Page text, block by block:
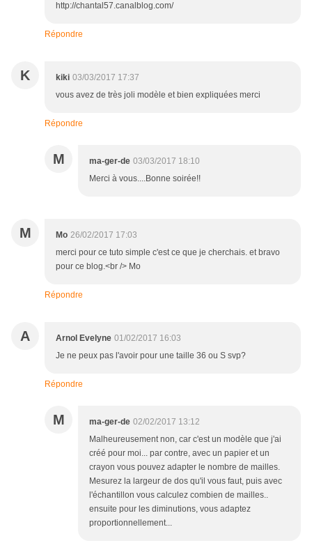
http://chantal57.canalblog.com/
Répondre
K kiki 03/03/2017 17:37
vous avez de très joli modèle et bien expliquées merci
Répondre
M ma-ger-de 03/03/2017 18:10
Merci à vous....Bonne soirée!!
M Mo 26/02/2017 17:03
merci pour ce tuto simple c'est ce que je cherchais. et bravo
pour ce blog.<br /> Mo
Répondre
A Arnol Evelyne 01/02/2017 16:03
Je ne peux pas l'avoir pour une taille 36 ou S svp?
Répondre
M ma-ger-de 02/02/2017 13:12
Malheureusement non, car c'est un modèle que j'ai
créé pour moi... par contre, avec un papier et un
crayon vous pouvez adapter le nombre de mailles.
Mesurez la largeur de dos qu'il vous faut, puis avec
l'échantillon vous calculez combien de mailles..
ensuite pour les diminutions, vous adaptez
proportionnellement...